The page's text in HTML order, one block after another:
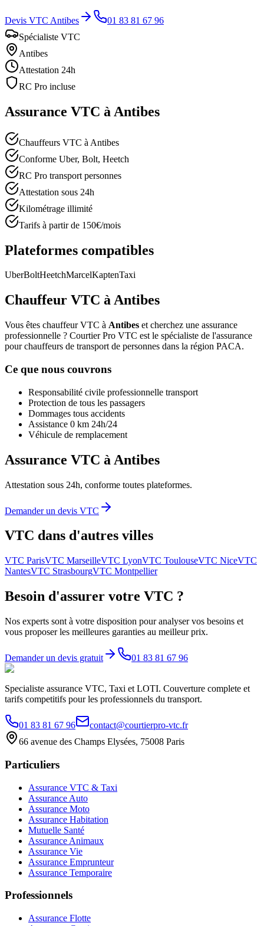
Devis VTC Antibes
01 83 81 67 96
Spécialiste VTC
Antibes
Attestation 24h
RC Pro incluse
Assurance VTC à Antibes
Chauffeurs VTC à Antibes
Conforme Uber, Bolt, Heetch
RC Pro transport personnes
Attestation sous 24h
Kilométrage illimité
Tarifs à partir de 150€/mois
Plateformes compatibles
UberBoltHeetchMarcelKaptenTaxi
Chauffeur VTC àAntibes
Vous êtes chauffeur VTC à Antibes et cherchez une assurance
professionnelle ? Courtier Pro VTC est le spécialiste de l'assurance
pour chauffeurs de transport de personnes dans la région PACA.
Ce que nous couvrons
Responsabilité civile professionnelle transport
Protection de tous les passagers
Dommages tous accidents
Assistance 0 km 24h/24
Véhicule de remplacement
Assurance VTC à Antibes
Attestation sous 24h, conforme toutes plateformes.
Demander un devis VTC
VTC dans d'autres villes
VTC ParisVTC MarseilleVTC LyonVTC ToulouseVTC NiceVTC
NantesVTC StrasbourgVTC Montpellier
Besoin d'assurer votre VTC ?
Nos experts sont à votre disposition pour analyser vos besoins et
vous proposer les meilleures garanties au meilleur prix.
Demander un devis gratuit 01 83 81 67 96
Specialiste assurance VTC, Taxi et LOTI. Couverture complete et
tarifs competitifs pour les professionnels du transport.
01 83 81 67 96
contact@courtierpro-vtc.fr
66 avenue des Champs Elysées, 75008 Paris
Particuliers
Assurance VTC & Taxi
Assurance Auto
Assurance Moto
Assurance Habitation
Mutuelle Santé
Assurance Animaux
Assurance Vie
Assurance Emprunteur
Assurance Temporaire
Professionnels
Assurance Flotte